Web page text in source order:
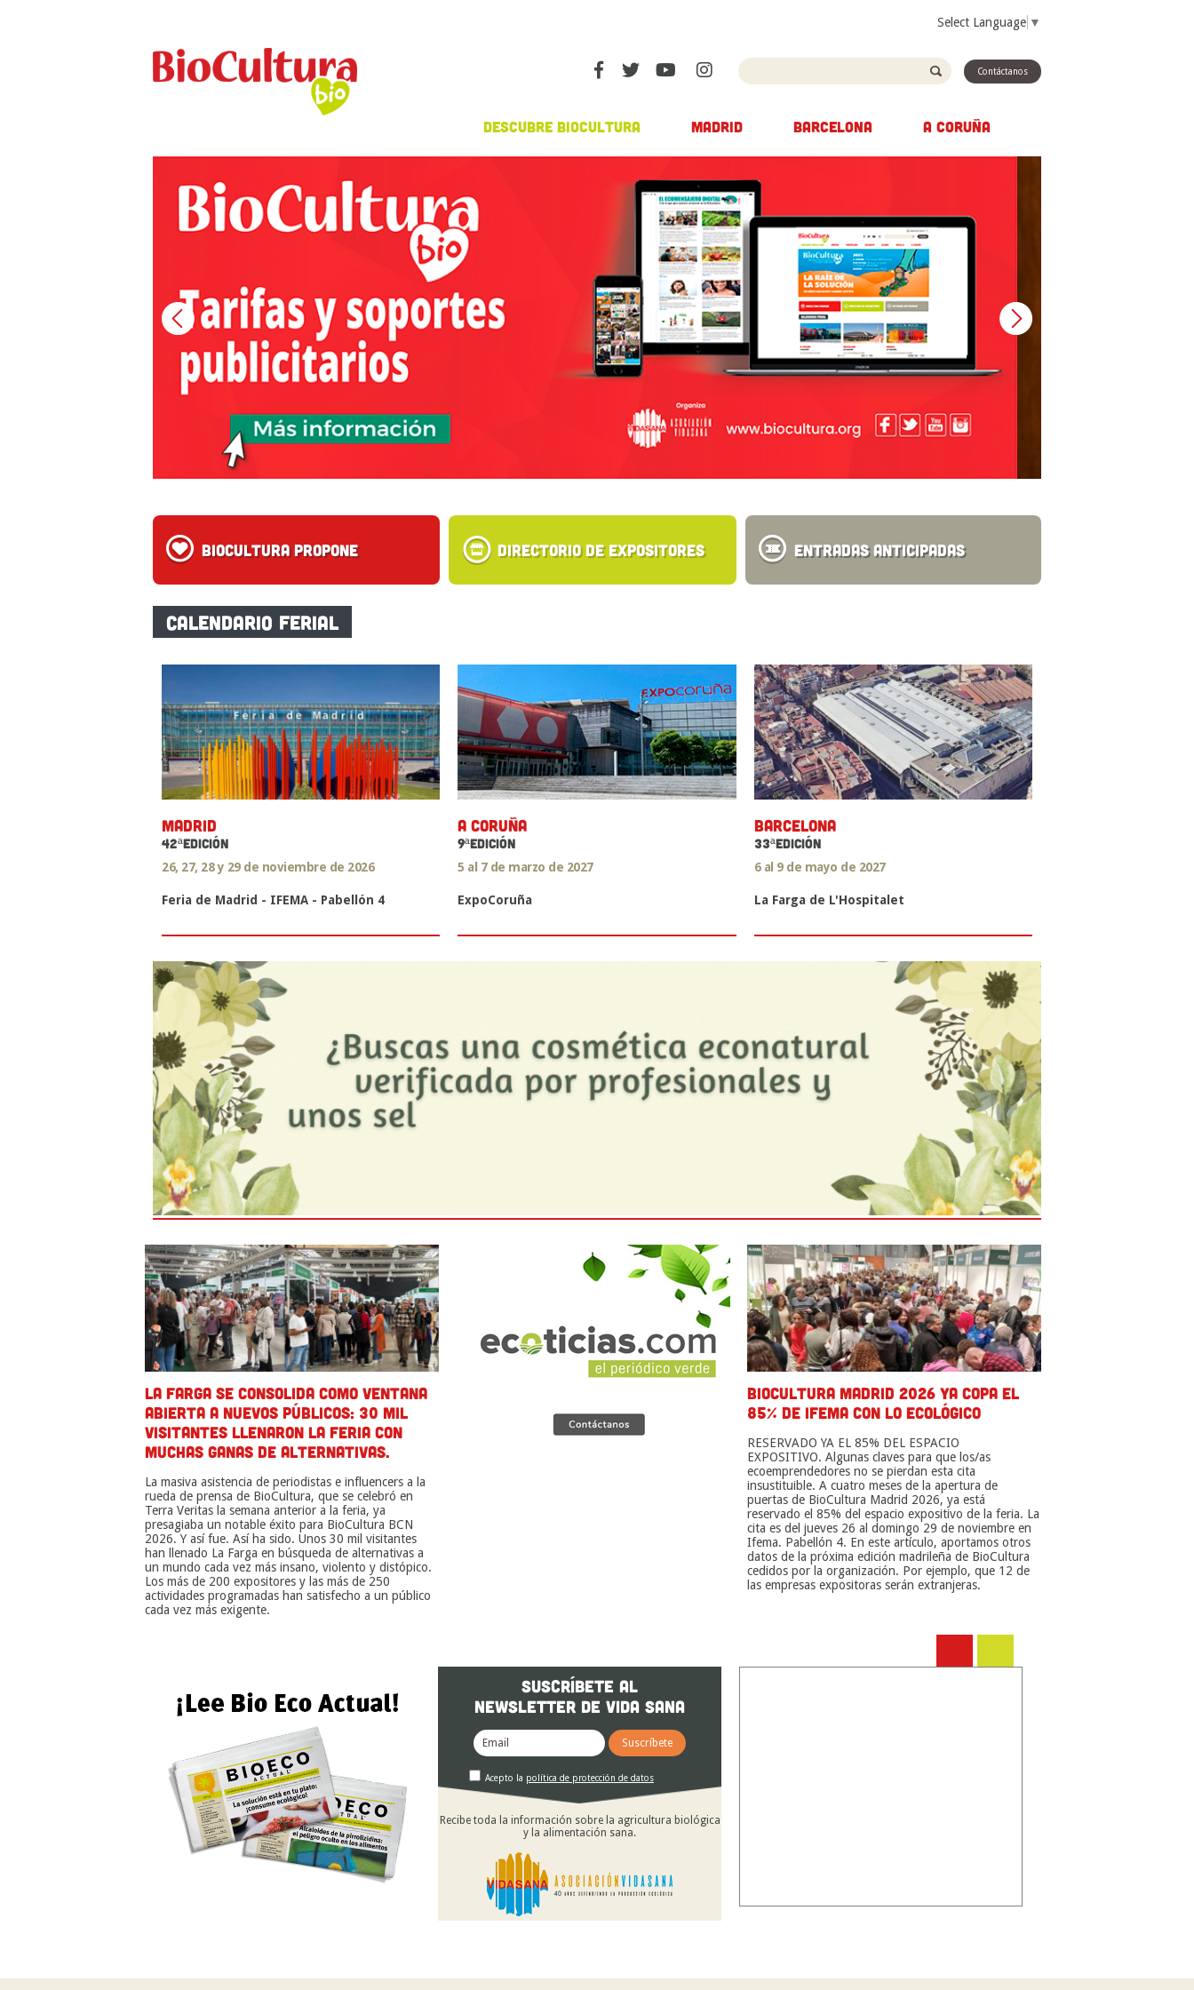
Select Language ▼
Contáctanos
DESCUBRE BIOCULTURA MADRID BARCELONA A CORUÑA
Biocultura Propone Directorio de Expositores Entradas Anticipadas
CALENDARIO FERIAL
MADRID
42ªEDICIÓN
26, 27, 28 y 29 de noviembre de 2026
Feria de Madrid - IFEMA - Pabellón 4
A CORUÑA
9ªEDICIÓN
5 al 7 de marzo de 2027
ExpoCoruña
BARCELONA
33ªEDICIÓN
6 al 9 de mayo de 2027
La Farga de L'Hospitalet
LA FARGA SE CONSOLIDA COMO VENTANA
ABIERTA A NUEVOS PÚBLICOS: 30 MIL
VISITANTES LLENARON LA FERIA CON
MUCHAS GANAS DE ALTERNATIVAS.
La masiva asistencia de periodistas e influencers a la
rueda de prensa de BioCultura, que se celebró en
Terra Veritas la semana anterior a la feria, ya
presagiaba un notable éxito para BioCultura BCN
2026. Y así fue. Así ha sido. Unos 30 mil visitantes
han llenado La Farga en búsqueda de alternativas a
un mundo cada vez más insano, violento y distópico.
Los más de 200 expositores y las más de 250
actividades programadas han satisfecho a un público
cada vez más exigente.
BIOCULTURA MADRID 2026 YA COPA EL
85% DE IFEMA CON LO ECOLÓGICO
RESERVADO YA EL 85% DEL ESPACIO
EXPOSITIVO. Algunas claves para que los/as
ecoemprendedores no se pierdan esta cita
insustituible. A cuatro meses de la apertura de
puertas de BioCultura Madrid 2026, ya está
reservado el 85% del espacio expositivo de la feria. La
cita es del jueves 26 al domingo 29 de noviembre en
Ifema. Pabellón 4. En este artículo, aportamos otros
datos de la próxima edición madrileña de BioCultura
cedidos por la organización. Por ejemplo, que 12 de
las empresas expositoras serán extranjeras.
SUSCRÍBETE AL
NEWSLETTER DE VIDA SANA
Acepto la política de protección de datos
Recibe toda la información sobre la agricultura biológica
y la alimentación sana.